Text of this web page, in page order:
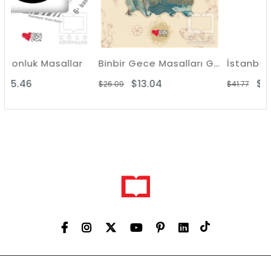
Binbir Gece Masalları Gemici Sindbad
$13.04
İstanbul Masalı
$20.37